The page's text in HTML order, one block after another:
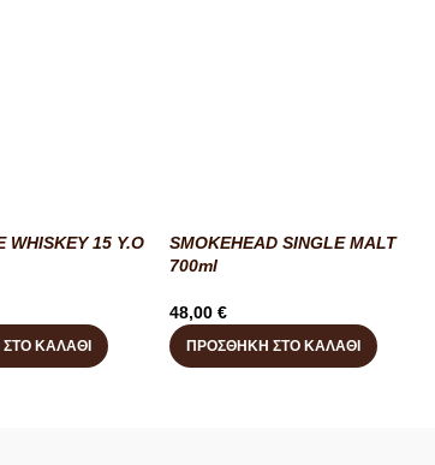
WHISKEY 15 Y.O
ΚΑΛΆΘΙ
SMOKEHEAD SINGLE MALT
700ml
48,00 €
ΠΡΟΣΘΉΚΗ ΣΤΟ ΚΑΛΆΘΙ